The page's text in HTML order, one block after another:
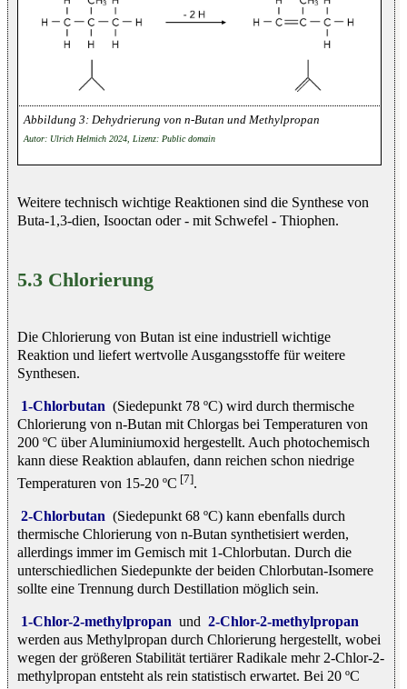
Dehydrierung von n-Butan und Methylpropan
Autor: Ulrich Helmich 2024, Lizenz: Public domain
Weitere technisch wichtige Reaktionen sind die Synthese von
Buta-1,3-dien, Isooctan oder - mit Schwefel - Thiophen.
5.3 Chlorierung
Die Chlorierung von Butan ist eine industriell wichtige
Reaktion und liefert wertvolle Ausgangsstoffe für weitere
Synthesen.
1-Chlorbutan (Siedepunkt 78 ºC) wird durch thermische
Chlorierung von n-Butan mit Chlorgas bei Temperaturen von
200 ºC über Aluminiumoxid hergestellt. Auch photochemisch
kann diese Reaktion ablaufen, dann reichen schon niedrige
Temperaturen von 15-20 ºC [7].
2-Chlorbutan (Siedepunkt 68 ºC) kann ebenfalls durch
thermische Chlorierung von n-Butan synthetisiert werden,
allerdings immer im Gemisch mit 1-Chlorbutan. Durch die
unterschiedlichen Siedepunkte der beiden Chlorbutan-Isomere
sollte eine Trennung durch Destillation möglich sein.
1-Chlor-2-methylpropan und 2-Chlor-2-methylpropan
werden aus Methylpropan durch Chlorierung hergestellt, wobei
wegen der größeren Stabilität tertiärer Radikale mehr 2-Chlor-2-
methylpropan entsteht als rein statistisch erwartet. Bei 20 ºC